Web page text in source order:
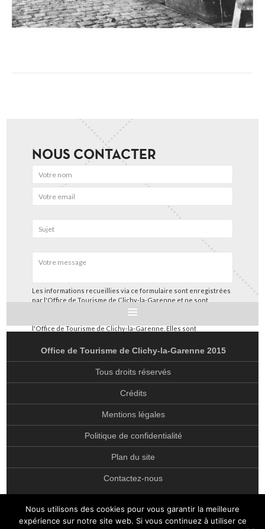
NOUS CONTACTER
Les informations recueillies via ce formulaire sont enregistrées
par l'Office de Tourisme de Clichy-la-Garenne et ne sont
utilisées que pour nous permettre de répondre à votre
l'Office de Tourisme de Clichy-la-Garenne. Elles sont
client. Conformément à la loi « informatique et libertés », vous
pouvez exercer votre droit d’accès aux données vous
stipulé dans notre page présentant notrepolitique de
confidentialité.
EGLISE SAINT-VINCENT-DE-PAUL
EGLISE NOTRE-DAME AUXILIATRICE
PATRIMOINE
ANCIENNES FONDERIES CITROËN
CRISTALLERIE MAËS
Office de Tourisme de Clichy-la-Garenne 2015
Tous droits réservés
Crédits
Mentions légales
Politique de confidentialité
Plan du site
Contactez-nous
Nous utilisons des cookies pour vous garantir la meilleure
expérience sur notre site web. Si vous continuez à utiliser ce